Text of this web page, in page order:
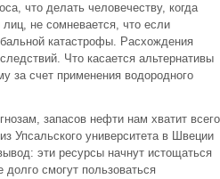
что делать человечеству, когда
не сомневается, что если
катастрофы. Расхождения
Что касается альтернативы
за счет применения водородного
запасов нефти нам хватит всего
Упсальского университета в Швеции
эти ресурсы начнут истощаться
смогут пользоваться